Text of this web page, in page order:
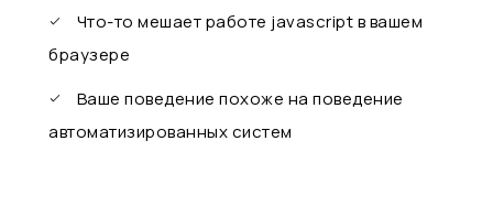
Что-то мешает работе javascript в вашем
браузере
Ваше поведение похоже на поведение
автоматизированных систем